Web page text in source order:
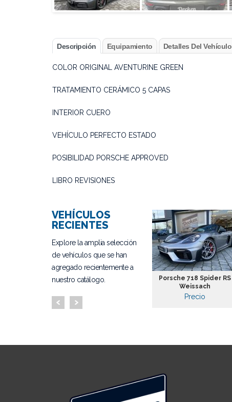
Descripción Equipamiento Detalles Del Vehículo
COLOR ORIGINAL AVENTURINE GREEN
TRATAMIENTO CERÁMICO 5 CAPAS
INTERIOR CUERO
VEHÍCULO PERFECTO ESTADO
POSIBILIDAD PORSCHE APPROVED
LIBRO REVISIONES
VEHÍCULOS
RECIENTES
Explore la amplia selección
de vehículos que se han
agregado recientemente a
nuestro catálogo.
Audi SQ5
Porsche 718 Spider RS
Weissach
Precio